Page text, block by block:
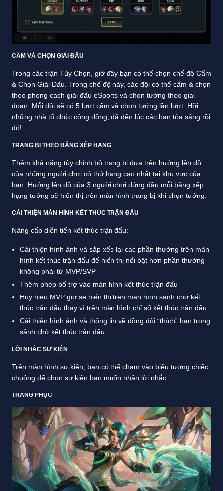
CẤM VÀ CHỌN GIẢI ĐẤU
Trong các trận Tùy Chọn, giờ đây bạn có thể chọn chế độ Cấm
& Chọn Giải Đấu. Trong chế độ này, các đội có thể cấm & chọn
theo phong cách giải đấu eSports và chọn tướng theo giai
đoạn. Mỗi đội sẽ có 5 lượt cấm và chọn tướng lần lượt. Hỡi
những nhà tổ chức cộng đồng, đã đến lúc các bạn tỏa sáng rồi
đó!
TRANG BỊ THEO BẢNG XẾP HẠNG
Thêm khả năng tùy chỉnh bộ trang bị dựa trên hướng lên đồ
của những người chơi có thứ hạng cao nhất tại khu vực của
bạn. Hướng lên đồ của 3 người chơi đứng đầu mỗi bảng xếp
hạng tướng sẽ hiển thị trên màn hình trang bị khi chọn tướng.
CẢI THIỆN MÀN HÌNH KẾT THÚC TRẬN ĐẤU
Nâng cấp diễn tiến kết thúc trận đấu:
Cải thiện hình ảnh và sắp xếp lại các phần thưởng trên màn
hình kết thúc trận đấu để hiển thị nổi bật hơn phần thưởng
không phải từ MVP/SVP
Thêm phép bổ trợ vào màn hình kết thúc trận đấu
Huy hiệu MVP giờ sẽ hiển thị trên màn hình sảnh chờ kết
thúc trận đấu thay vì trên màn hình chỉ số kết thúc trận đấu
Cải thiện hình ảnh và thông tin về đồng đội “thích” bạn trong
sảnh chờ kết thúc trận đấu
LỜI NHẮC SỰ KIỆN
Trên màn hình sự kiện, bạn có thể chạm vào biểu tượng chiếc
chuông để chọn sự kiện bạn muốn nhận lời nhắc.
TRANG PHỤC